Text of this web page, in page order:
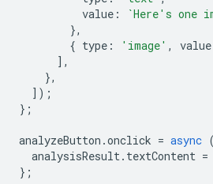
value : `Here's one
},
{ type : 'image' , value
],
},
]);
};
analyzeButton .onclick = async (
analysisResult. textContent =
};